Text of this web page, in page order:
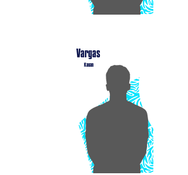
Vargas
Kauan